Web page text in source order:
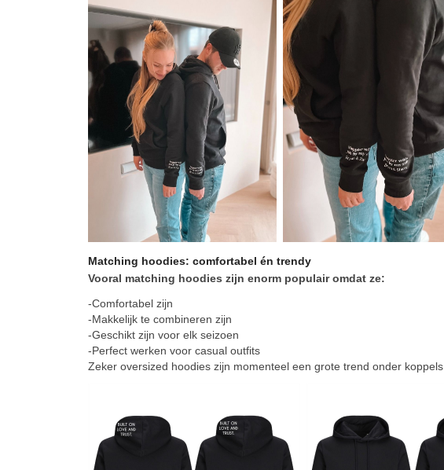
Matching hoodies: comfortabel én trendy
Vooral matching hoodies zijn enorm populair omdat ze:
-Comfortabel zijn
-Makkelijk te combineren zijn
-Geschikt zijn voor elk seizoen
-Perfect werken voor casual outfits
Zeker oversized hoodies zijn momenteel een grote trend onder koppels.